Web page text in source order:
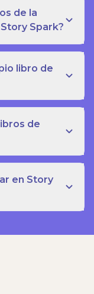
de la
Spark?
libro de
de
en Story